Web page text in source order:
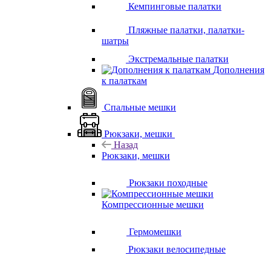
Кемпинговые палатки
Пляжные палатки, палатки-
шатры
Экстремальные палатки
Дополнения
к палаткам
Спальные мешки
Рюкзаки, мешки
Назад
Рюкзаки, мешки
Рюкзаки походные
Компрессионные мешки
Гермомешки
Рюкзаки велосипедные